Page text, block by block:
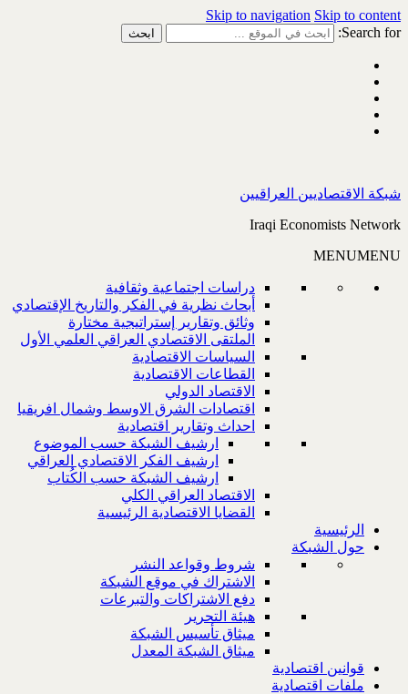
Skip to navigation Skip to content
Search for:
شبكة الاقتصاديين العراقيين
Iraqi Economists Network
MENUMENU
دراسات اجتماعية وثقافية
أبحاث نظرية في الفكر والتاريخ الإقتصادي
وثائق وتقارير إستراتيجية مختارة
الملتقى الاقتصادي العراقي العلمي الأول
السياسات الاقتصادية
القطاعات الاقتصادية
الاقتصاد الدولي
اقتصادات الشرق الاوسط وشمال افريقيا
احداث وتقارير اقتصادية
ارشيف الشبكة حسب الموضوع
ارشيف الفكر الاقتصادي العراقي
ارشيف الشبكة حسب الكُتاب
الاقتصاد العراقي الكلي
القضايا الاقتصادية الرئيسية
الرئيسية
حول الشبكة
شروط وقواعد النشر
الاشتراك في موقع الشبكة
دفع الاشتراكات والتبرعات
هيئة التحرير
ميثاق تأسيس الشبكة
ميثاق الشبكة المعدل
قوانين اقتصادية
ملفات اقتصادية